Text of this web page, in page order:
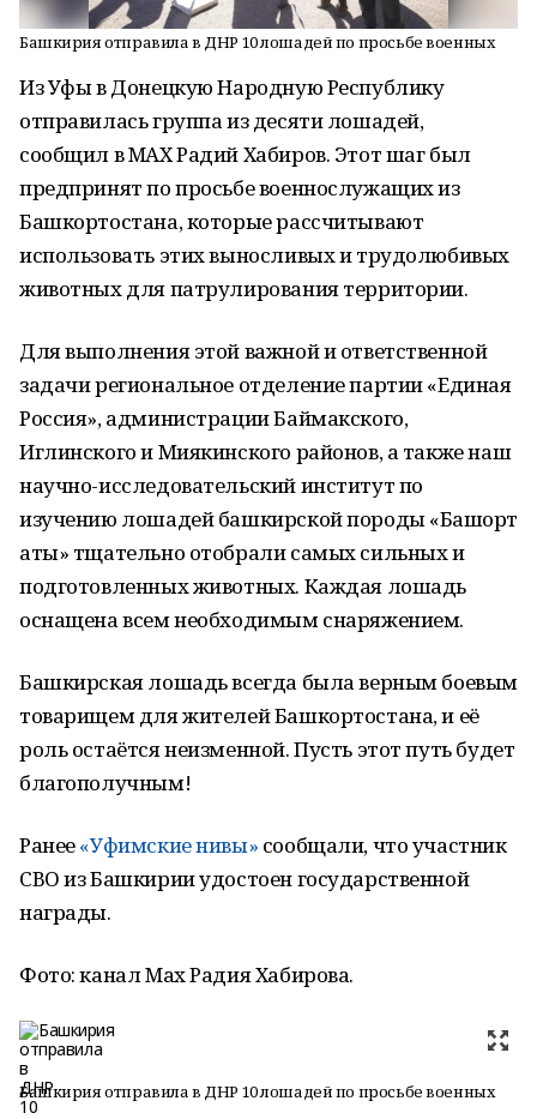
Башкирия отправила в ДНР 10 лошадей по просьбе военных
Из Уфы в Донецкую Народную Республику
отправилась группа из десяти лошадей,
сообщил в MAX Радий Хабиров. Этот шаг был
предпринят по просьбе военнослужащих из
Башкортостана, которые рассчитывают
использовать этих выносливых и трудолюбивых
животных для патрулирования территории.
Для выполнения этой важной и ответственной
задачи региональное отделение партии «Единая
Россия», администрации Баймакского,
Иглинского и Миякинского районов, а также наш
научно-исследовательский институт по
изучению лошадей башкирской породы «Башҡорт
аты» тщательно отобрали самых сильных и
подготовленных животных. Каждая лошадь
оснащена всем необходимым снаряжением.
Башкирская лошадь всегда была верным боевым
товарищем для жителей Башкортостана, и её
роль остаётся неизменной. Пусть этот путь будет
благополучным!
Ранее«Уфимские нивы» сообщали, что участник
СВО из Башкирии удостоен государственной
награды.
Фото: канал Max Радия Хабирова.
Башкирия отправила в ДНР 10 лошадей по просьбе военных